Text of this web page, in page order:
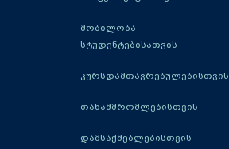
მობილობა
სტუდენტებისათვის
კურსდამთავრებულებისთვის
თანამშრომლებისთვის
დამსაქმებლებისთვის